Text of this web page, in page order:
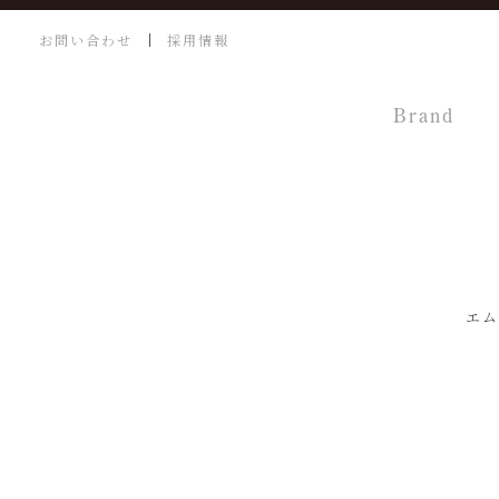
Brand
お問い合わせ 採用情報
エ